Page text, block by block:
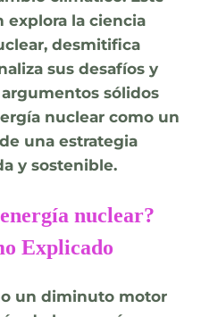
la ciencia
desmitifica
sus desafíos y
sólidos
nuclear como un
una estrategia
y sostenible.
nuclear?
Explicado
un diminuto motor